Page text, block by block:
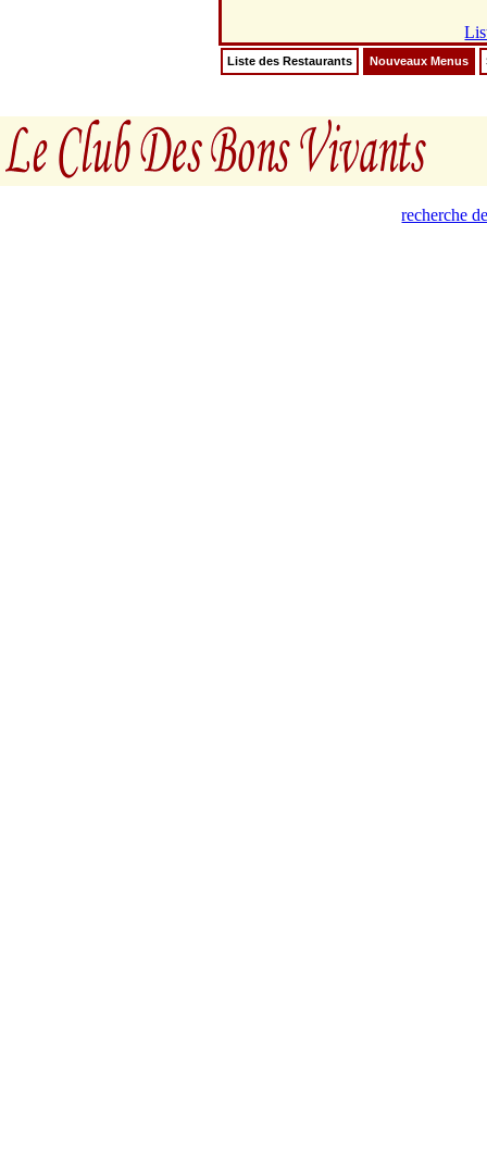
Liste des Restaurants Nouveaux Menus
recherche